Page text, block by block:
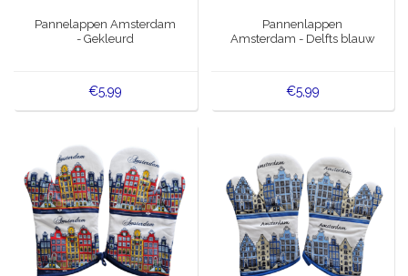
Pannelappen Amsterdam
- Gekleurd
€5,99
Pannenlappen
Amsterdam - Delfts blauw
€5,99